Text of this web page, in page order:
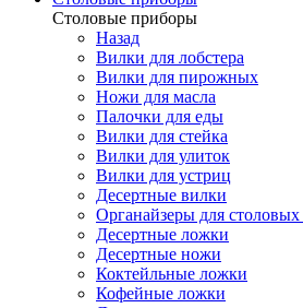
Cтоловые приборы
Назад
Вилки для лобстера
Вилки для пирожных
Ножи для масла
Палочки для еды
Вилки для стейка
Вилки для улиток
Вилки для устриц
Десертные вилки
Органайзеры для
Десертные ложки
Десертные ножи
Коктейльные ложки
Кофейные ложки